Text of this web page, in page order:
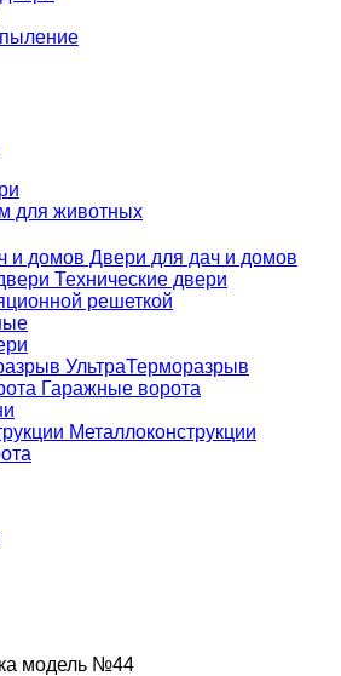
для животных
Двери для дач и домов
Технические двери
решеткой
УльтраТерморазрыв
Гаражные ворота
Металлоконструкции
модель №44